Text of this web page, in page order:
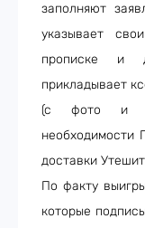
заполняют
указывает
прописке и
прикладывает
(с фото и
необходимости
доставки
По факту
которые